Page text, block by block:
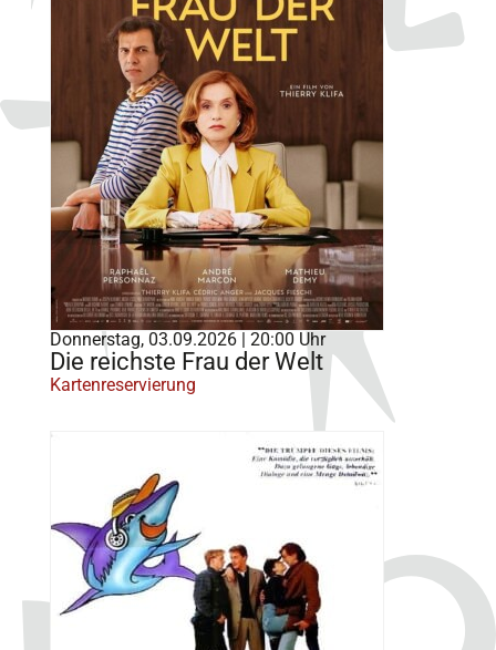
Donnerstag, 03.09.2026 | 20:00 Uhr
Die reichste Frau der Welt
Kartenreservierung